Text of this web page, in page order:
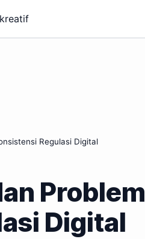
Regulasi Digital
Problem
Digital